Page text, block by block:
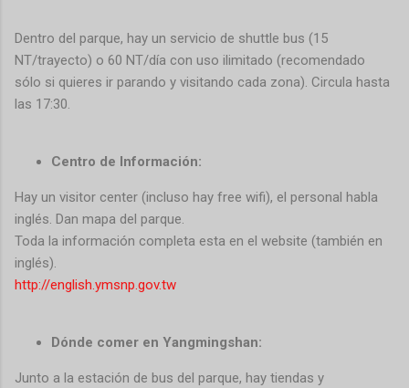
Dentro del parque, hay un servicio de shuttle bus (15
NT/trayecto) o 60 NT/día con uso ilimitado (recomendado
sólo si quieres ir parando y visitando cada zona). Circula hasta
las 17:30.
Centro de Información:
Hay un visitor center (incluso hay free wifi), el personal habla
inglés. Dan mapa del parque.
Toda la información completa esta en el website (también en
inglés).
http://english.ymsnp.gov.tw
Dónde comer en Yangmingshan:
Junto a la estación de bus del parque, hay tiendas y